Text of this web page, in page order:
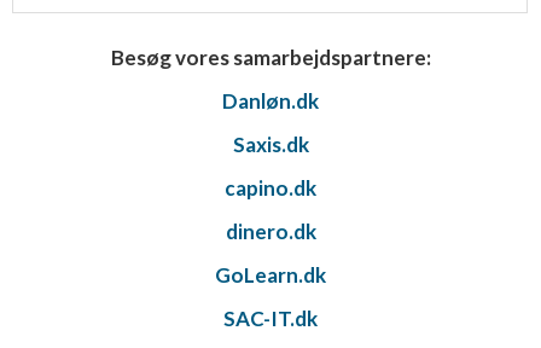
Besøg vores samarbejdspartnere:
Danløn.dk
Saxis.dk
capino.dk
dinero.dk
GoLearn.dk
SAC-IT.dk